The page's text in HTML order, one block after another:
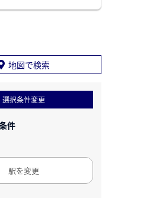
地図で検索
選択条件変更
件
駅を変更